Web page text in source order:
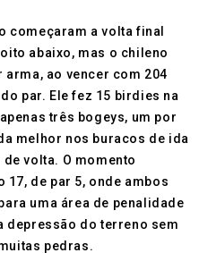
começaram a volta final
abaixo, mas o chileno
ao vencer com 204
par. Ele fez 15 birdies na
três bogeys, um por
melhor nos buracos de ida
volta. O momento
de par 5, onde ambos
uma área de penalidade
depressão do terreno sem
pedras.